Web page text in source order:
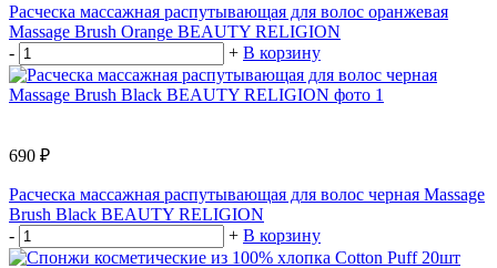
Расческа массажная распутывающая для волос оранжевая
Massage Brush Orange BEAUTY RELIGION
-
+ В корзину
690 ₽
Расческа массажная распутывающая для волос черная Massage
Brush Black BEAUTY RELIGION
-
+ В корзину